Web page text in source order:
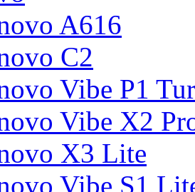
A616
C2
Vibe P1
Vibe X2
X3 Lite
Vibe S1